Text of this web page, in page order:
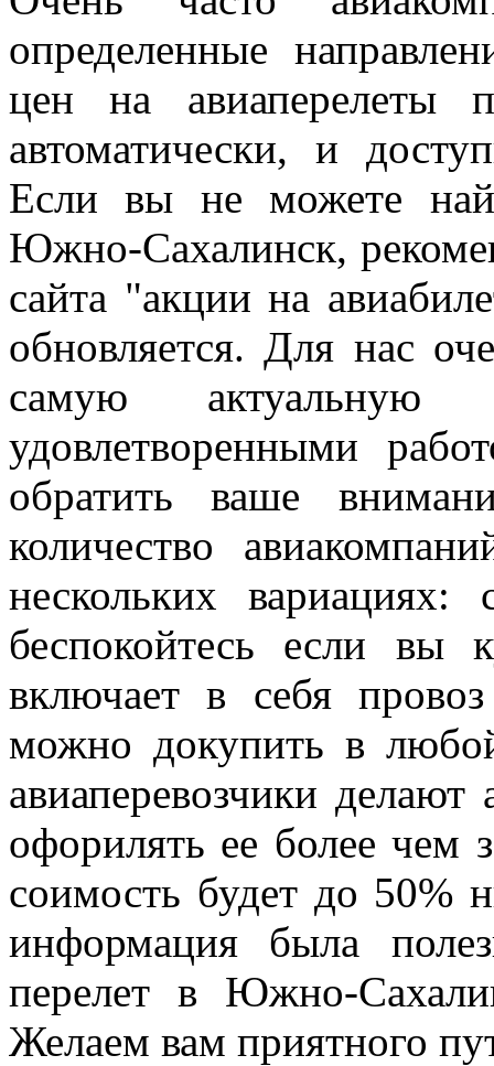
определенные
цен на авиаперелеты
автоматически, и
Если вы не можете
Южно-Сахалинск,
сайта "акции на
обновляется. Для нас
самую актуальную
удовлетворенными
обратить ваше
количество
нескольких
беспокойтесь если вы
включает в себя
можно докупить в
авиаперевозчики
офорилять ее более чем
соимость будет до 50%
информация была
перелет в Южно-
Желаем вам приятного